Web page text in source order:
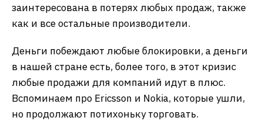
заинтересована в потерях любых продаж, также
как и все остальные производители.
Деньги побеждают любые блокировки, а деньги
в нашей стране есть, более того, в этот кризис
любые продажи для компаний идут в плюс.
Вспоминаем про Ericsson и Nokia, которые ушли,
но продолжают потихоньку торговать.